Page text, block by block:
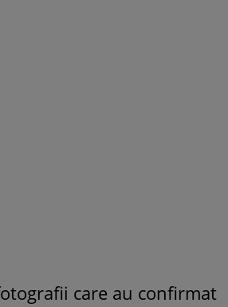
care au confirmat